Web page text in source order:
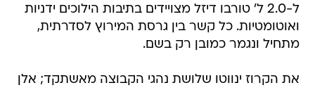
ל-2.0 ל' טורבו דיזל מצויידים בתיבות הילוכים ידניות
ואוטומטיות. כל קשר בין גרסת המירוץ לסדרתית,
מתחיל ונגמר כמובן רק בשם.
את הקרוז ינווטו שלושת נהגי הקבוצה מאשתקד; אלן